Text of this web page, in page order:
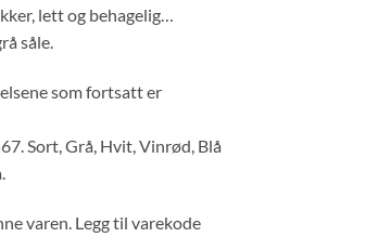
lett og behagelig…
såle.
som fortsatt er
Sort, Grå, Hvit, Vinrød, Blå
varen. Legg til varekode